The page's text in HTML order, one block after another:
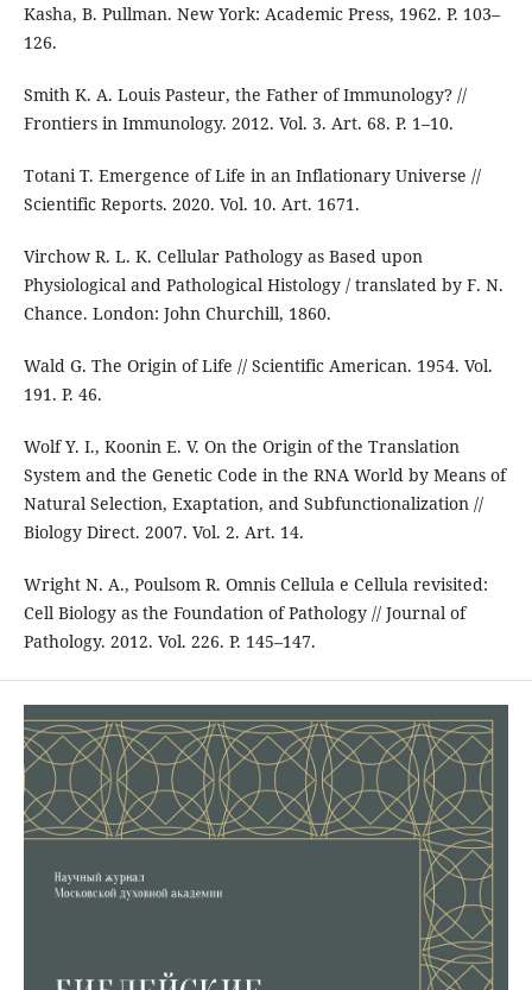
Kasha, B. Pullman. New York: Academic Press, 1962. P. 103–
126.
Smith K. A. Louis Pasteur, the Father of Immunology? //
Frontiers in Immunology. 2012. Vol. 3. Art. 68. P. 1–10.
Totani T. Emergence of Life in an Inflationary Universe //
Scientific Reports. 2020. Vol. 10. Art. 1671.
Virchow R. L. K. Cellular Pathology as Based upon
Physiological and Pathological Histology / translated by F. N.
Chance. London: John Churchill, 1860.
Wald G. The Origin of Life // Scientific American. 1954. Vol.
191. P. 46.
Wolf Y. I., Koonin E. V. On the Origin of the Translation
System and the Genetic Code in the RNA World by Means of
Natural Selection, Exaptation, and Subfunctionalization //
Biology Direct. 2007. Vol. 2. Art. 14.
Wright N. A., Poulsom R. Omnis Cellula e Cellula revisited:
Cell Biology as the Foundation of Pathology // Journal of
Pathology. 2012. Vol. 226. P. 145–147.